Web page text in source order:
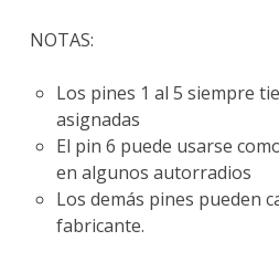
NOTAS:
Los pines 1 al 5 siempre
asignadas
El pin 6 puede usarse
en algunos autorradios
Los demás pines pueden
fabricante.